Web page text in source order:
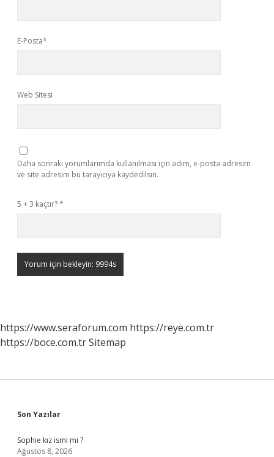
E-Posta*
Web Sitesi
Daha sonraki yorumlarımda kullanılması için adım, e-posta adresim
ve site adresim bu tarayıcıya kaydedilsin.
5 + 3 kaçtır?*
https://www.seraforum.com https://reye.com.tr
https://boce.com.trSitemap
Sidebar
Son Yazılar
Sophie kız ismi mi ?
Ağustos 8, 2026